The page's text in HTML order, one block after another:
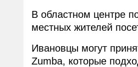
В областном центре
местных жителей
Ивановцы могут
Zumba, которые